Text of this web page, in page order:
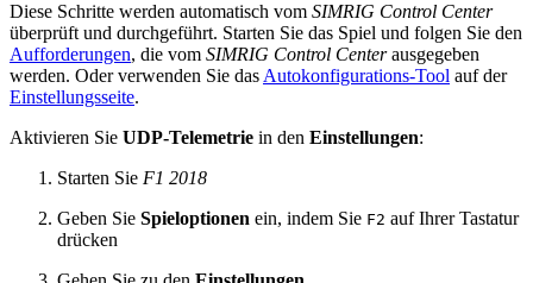
Diese Schritte werden automatisch vom SIMRIG Control Center
überprüft und durchgeführt. Starten Sie das Spiel und folgen Sie den
Aufforderungen, die vom SIMRIG Control Centerausgegeben
werden. Oder verwenden Sie dasAutokonfigurations-Tool auf der
Einstellungsseite.
Aktivieren Sie UDP-Telemetrie in den Einstellungen:
Starten Sie F1 2018
Geben Sie Spieloptionen ein, indem Sie F2 auf Ihrer Tastatur
drücken